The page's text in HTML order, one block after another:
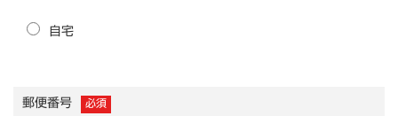
自宅
郵便番号 必須